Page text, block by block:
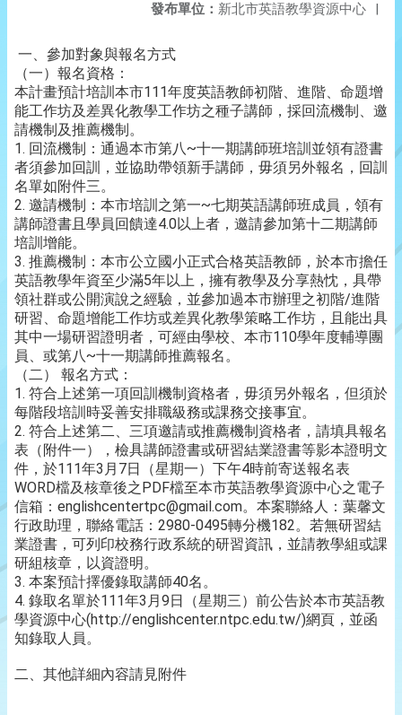
發布單位： 新北市英語教學資源中心 |
一、參加對象與報名方式
（一）報名資格：
本計畫預計培訓本市111年度英語教師初階、進階、命題增
能工作坊及差異化教學工作坊之種子講師，採回流機制、邀
請機制及推薦機制。
1. 回流機制：通過本市第八~十一期講師班培訓並領有證書
者須參加回訓，並協助帶領新手講師，毋須另外報名，回訓
名單如附件三。
2. 邀請機制：本市培訓之第一~七期英語講師班成員，領有
講師證書且學員回饋達4.0以上者，邀請參加第十二期講師
培訓增能。
3. 推薦機制：本市公立國小正式合格英語教師，於本市擔任
英語教學年資至少滿5年以上，擁有教學及分享熱忱，具帶
領社群或公開演說之經驗，並參加過本市辦理之初階/進階
研習、命題增能工作坊或差異化教學策略工作坊，且能出具
其中一場研習證明者，可經由學校、本市110學年度輔導團
員、或第八~十一期講師推薦報名。
（二） 報名方式：
1. 符合上述第一項回訓機制資格者，毋須另外報名，但須於
每階段培訓時妥善安排職級務或課務交接事宜。
2. 符合上述第二、三項邀請或推薦機制資格者，請填具報名
表（附件一），檢具講師證書或研習結業證書等影本證明文
件，於111年3月7日（星期一）下午4時前寄送報名表
WORD檔及核章後之PDF檔至本市英語教學資源中心之電子
信箱：englishcentertpc@gmail.com。本案聯絡人：葉馨文
行政助理，聯絡電話：2980-0495轉分機182。若無研習結
業證書，可列印校務行政系統的研習資訊，並請教學組或課
研組核章，以資證明。
3. 本案預計擇優錄取講師40名。
4. 錄取名單於111年3月9日（星期三）前公告於本市英語教
學資源中心(http://englishcenter.ntpc.edu.tw/)網頁，並函
知錄取人員。
二、其他詳細內容請見附件